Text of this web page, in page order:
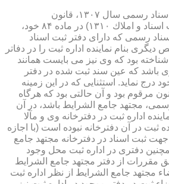
به تبعیت از قانون دفاتر اسناد رسمی سال ۱۳۰۷، قانون
جدیدالتصویب (قانون ثبت اسناد و املاك ۱۳۱۰) در ماده ۸۴ خود،
رسمی كه دارای دفتر ثبت اسناد
بنام نماینده اداره ثبت را در دفاتر
بود كه وی نیز می بایست همانند
باشد كه عین سند ثبت شده در دفتر
درج نماید. استثنایی كه در این زمینه
داشت، ماده ۸۵ قانون مرقوم بود و آن حالتی بود كه هرگاه
مجتهد جامع الشرایط باشد، در آن
اداره ثبت در دفترخانه وی و مآلا
ثبت در آن دفترخانه نبوده است (با اجازه
ثبت اسناد در دفترخانه مجتهد جامع
دفتری در اداره ثبت محل وجود
مقررات از دفتر مجتهد جامع الشرایط
مجتهد جامع الشرایط از نظر اداره ثبت